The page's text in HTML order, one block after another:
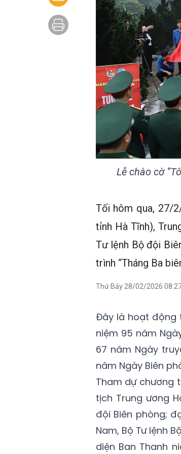
Lễ chào cờ
Tối hôm qua, 27/
tỉnh Hà Tĩnh),
Tư lệnh Bộ đội
trình “Tháng Ba
Thứ Bảy 28/02/2026
Đây là hoạt động
niệm 95 năm
67 năm Ngày
năm Ngày Biên
Tham dự chương
tịch Trung ương
đội Biên phòng;
Nam, Bộ Tư lệnh
diện Ban Thanh